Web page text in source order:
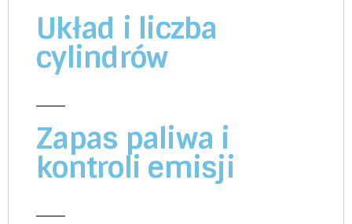
Układ i liczba
cylindrów
Zapas paliwa i
kontroli emisji